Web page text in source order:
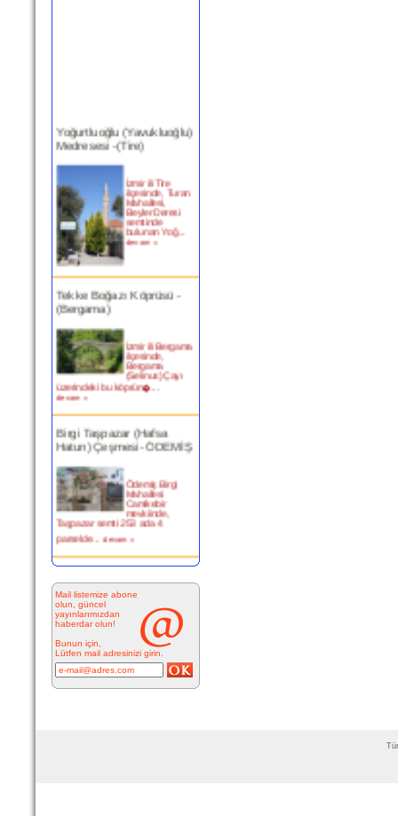
Yoğurtluoğlu (Yavukluoğlu)
Medresesi -(Tire)
İzmir ili Tire
ilçesinde, Turan
Mahallesi,
Beyler Deresi
semtinde
bulunan Yoğ...
devam »
Tekke Boğazı Köprüsü -
(Bergama)
İzmir ili Bergama
ilçesinde,
Bergama
(Selinus) Çayı
üzerindeki bu köprün�...
devam »
Birgi Taşpazar (Hafsa
Hatun) Çeşmesi- ÖDEMİŞ
Ödemiş Birgi
Mahallesi
Camikebir
mevkiinde,
Taşpazar semti 253 ada 4
parselde...
Kitabesiz Çeşmeler 4-
ÇEŞME
Resimde
görülen çeşme
İnkilap Caddesi
üzerinde yer
alan çarşı
bitiminde...
devam »
Mail listemize abone
olun, güncel
yayınlarımızdan
haberdar olun!
Bunun için,
Lütfen mail adresinizi girin.